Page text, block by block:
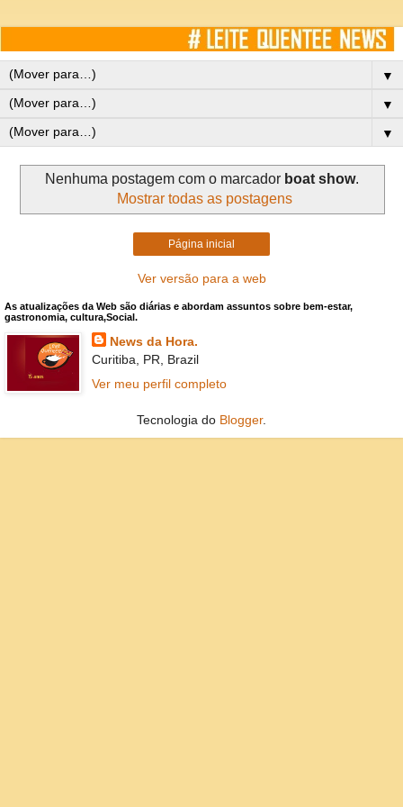
▼
▼
▼
Nenhuma postagem com o marcador boat show.
Mostrar todas as postagens
Página inicial
Ver versão para a web
As atualizações da Web são diárias e abordam assuntos sobre bem-estar,
gastronomia, cultura,Social.
News da Hora.
Curitiba, PR, Brazil
Ver meu perfil completo
Tecnologia do Blogger.